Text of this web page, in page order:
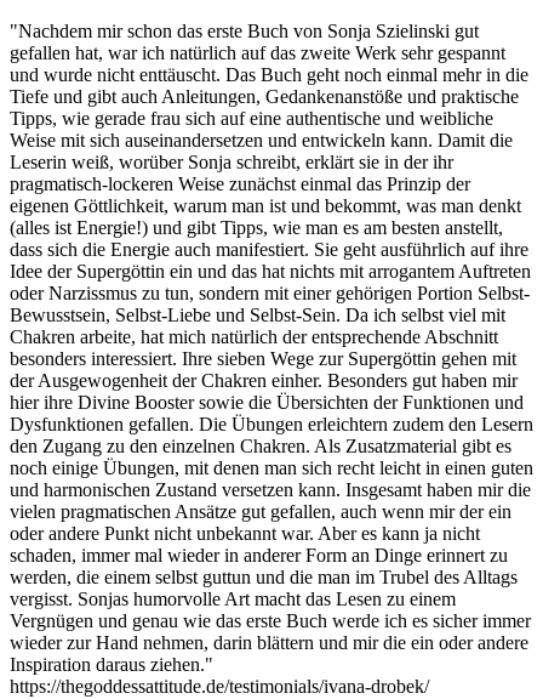
"Nachdem mir schon das erste Buch von Sonja Szielinski gut
gefallen hat, war ich natürlich auf das zweite Werk sehr gespannt
und wurde nicht enttäuscht. Das Buch geht noch einmal mehr in die
Tiefe und gibt auch Anleitungen, Gedankenanstöße und praktische
Tipps, wie gerade frau sich auf eine authentische und weibliche
Weise mit sich auseinandersetzen und entwickeln kann. Damit die
Leserin weiß, worüber Sonja schreibt, erklärt sie in der ihr
pragmatisch-lockeren Weise zunächst einmal das Prinzip der
eigenen Göttlichkeit, warum man ist und bekommt, was man denkt
(alles ist Energie!) und gibt Tipps, wie man es am besten anstellt,
dass sich die Energie auch manifestiert. Sie geht ausführlich auf ihre
Idee der Supergöttin ein und das hat nichts mit arrogantem Auftreten
oder Narzissmus zu tun, sondern mit einer gehörigen Portion Selbst-
Bewusstsein, Selbst-Liebe und Selbst-Sein. Da ich selbst viel mit
Chakren arbeite, hat mich natürlich der entsprechende Abschnitt
besonders interessiert. Ihre sieben Wege zur Supergöttin gehen mit
der Ausgewogenheit der Chakren einher. Besonders gut haben mir
hier ihre Divine Booster sowie die Übersichten der Funktionen und
Dysfunktionen gefallen. Die Übungen erleichtern zudem den Lesern
den Zugang zu den einzelnen Chakren. Als Zusatzmaterial gibt es
noch einige Übungen, mit denen man sich recht leicht in einen guten
und harmonischen Zustand versetzen kann. Insgesamt haben mir die
vielen pragmatischen Ansätze gut gefallen, auch wenn mir der ein
oder andere Punkt nicht unbekannt war. Aber es kann ja nicht
schaden, immer mal wieder in anderer Form an Dinge erinnert zu
werden, die einem selbst guttun und die man im Trubel des Alltags
vergisst. Sonjas humorvolle Art macht das Lesen zu einem
Vergnügen und genau wie das erste Buch werde ich es sicher immer
wieder zur Hand nehmen, darin blättern und mir die ein oder andere
Inspiration daraus ziehen."
https://thegoddessattitude.de/testimonials/ivana-drobek/